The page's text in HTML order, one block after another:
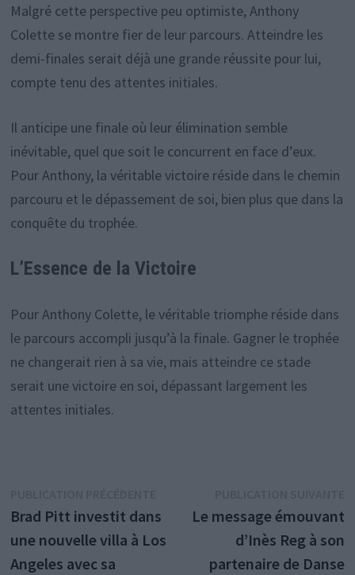
Malgré cette perspective peu optimiste, Anthony
Colette se montre fier de leur parcours. Atteindre les
demi-finales serait déjà une grande réussite pour lui,
compte tenu des attentes initiales.
Il anticipe une finale où leur élimination semble
inévitable, quel que soit le concurrent en face d’eux.
Pour Anthony, la véritable victoire réside dans le chemin
parcouru et le dépassement de soi, bien plus que dans la
conquête du trophée.
L’Essence de la Victoire
Pour Anthony Colette, le véritable triomphe réside dans
le parcours accompli jusqu’à la finale. Gagner le trophée
ne changerait rien à sa vie, mais atteindre ce stade
serait une victoire en soi, dépassant largement les
attentes initiales.
de
l’article
précédente :
Brad Pitt investit dans
une nouvelle villa à Los
Angeles avec sa
Le message émouvant
d’Inès Reg à son
partenaire de Danse